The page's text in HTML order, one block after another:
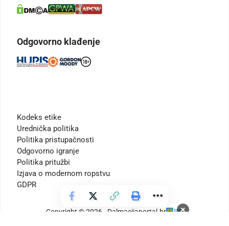
×
Odgovorno klađenje
Kodeks etike
Urednička politika
Politika pristupačnosti
Odgovorno igranje
Politika pritužbi
Izjava o modernom ropstvu
GDPR
Copyright © 2026 - Dalmacijaportal.hr